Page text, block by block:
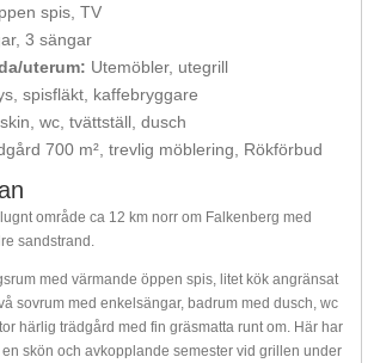
spis, TV
3 sängar
uterum: Utemöbler, utegrill
spisfläkt, kaffebryggare
wc, tvättställ, dusch
700 m², trevlig möblering, Rökförbud
område ca 12 km norr om Falkenberg med
sandstrand.
med värmande öppen spis, litet kök angränsat
sovrum med enkelsängar, badrum med dusch, wc
härlig trädgård med fin gräsmatta runt om. Här har
skön och avkopplande semester vid grillen under